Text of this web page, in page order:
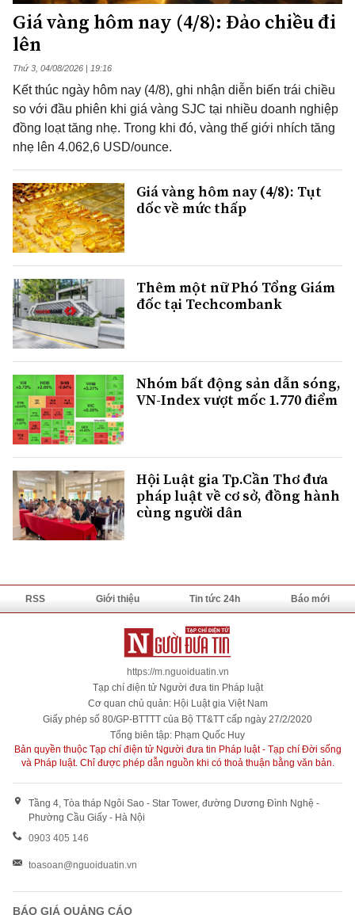
Giá vàng hôm nay (4/8): Đảo chiều đi
lên
Thứ 3, 04/08/2026 | 19:16
Kết thúc ngày hôm nay (4/8), ghi nhận diễn biến trái chiều
so với đầu phiên khi giá vàng SJC tại nhiều doanh nghiệp
đồng loạt tăng nhẹ. Trong khi đó, vàng thế giới nhích tăng
nhẹ lên 4.062,6 USD/ounce.
Giá vàng hôm nay (4/8): Tụt
dốc về mức thấp
Thêm một nữ Phó Tổng Giám
đốc tại Techcombank
Nhóm bất động sản dẫn sóng,
VN-Index vượt mốc 1.770 điểm
Hội Luật gia Tp.Cần Thơ đưa
pháp luật về cơ sở, đồng hành
cùng người dân
RSS Giới thiệu Tin tức 24h Báo mới
https://m.nguoiduatin.vn
Tạp chí điện tử Người đưa tin Pháp luật
Cơ quan chủ quản: Hội Luật gia Việt Nam
Giấy phép số 80/GP-BTTTT của Bộ TT&TT cấp ngày 27/2/2020
Tổng biên tập: Phạm Quốc Huy
Bản quyền thuộc Tạp chí điện tử Người đưa tin Pháp luật - Tạp chí Đời sống
và Pháp luật. Chỉ được phép dẫn nguồn khi có thoả thuận bằng văn bản.
Tầng 4, Tòa tháp Ngôi Sao - Star Tower, đường Dương Đình Nghệ -
Phường Cầu Giấy - Hà Nội
0903 405 146
toasoan@nguoiduatin.vn
BÁO GIÁ QUẢNG CÁO